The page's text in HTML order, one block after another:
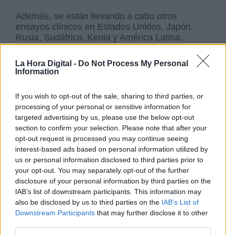
La Hora Digital - Do Not Process My Personal
Information
If you wish to opt-out of the sale, sharing to third parties, or
processing of your personal or sensitive information for
targeted advertising by us, please use the below opt-out
section to confirm your selection. Please note that after your
opt-out request is processed you may continue seeing
interest-based ads based on personal information utilized by
us or personal information disclosed to third parties prior to
your opt-out. You may separately opt-out of the further
disclosure of your personal information by third parties on the
IAB’s list of downstream participants. This information may
also be disclosed by us to third parties on the IAB’s List of
Downstream Participants that may further disclose it to other
Además, se están llevando a cabo otros
ensayos clínicos en Estados Unidos, Japón,
Rusia, Sudáfrica, Kenia y América Latina.
La compañía admite que está trabajando para
tener una capacidad de producir3.000
millones de dosis de su vacuna para el 2021.
ocurre con las otras dos vacunas presentadas,
esta se puede almacenar, transportar y
manipular en condiciones normales de
refrigeración (entre 2 y 8 grados) durante al
menos seis meses, lo que supone una facilidad
mucho mayor para su distribución a gran
escala.
Salud crisis económica Pfizer Moderna
vacunas
Covid19
control del coronavirus AstraZeneca
Oxford
campaña de vacunación
crisis sanitaria